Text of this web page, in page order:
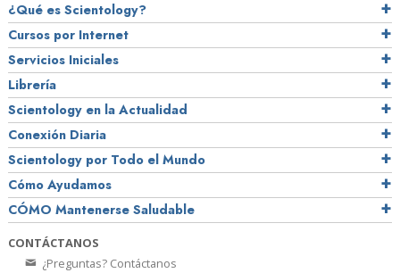
¿Qué es Scientology?
Cursos por Internet
Servicios Iniciales
Librería
Scientology en la Actualidad
Conexión Diaria
Scientology por Todo el Mundo
Cómo Ayudamos
CÓMO Mantenerse Saludable
CONTÁCTANOS
¿Preguntas? Contáctanos